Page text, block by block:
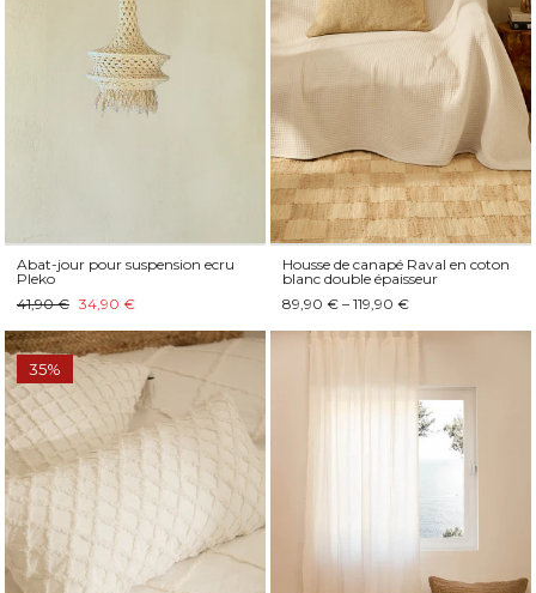
Abat-jour pour suspension ecru
Pleko
41,90 € 34,90 €
Housse de canapé Raval en coton
blanc double épaisseur
89,90 € – 119,90 €
35%